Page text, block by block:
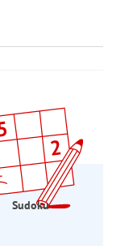
Sudoku